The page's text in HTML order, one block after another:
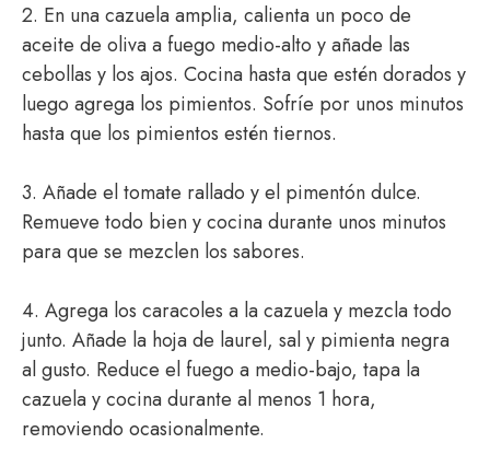
2. En una cazuela amplia, calienta un poco de
aceite de oliva a fuego medio-alto y añade las
cebollas y los ajos. Cocina hasta que estén dorados y
luego agrega los pimientos. Sofríe por unos minutos
hasta que los pimientos estén tiernos.
3. Añade el tomate rallado y el pimentón dulce.
Remueve todo bien y cocina durante unos minutos
para que se mezclen los sabores.
4. Agrega los caracoles a la cazuela y mezcla todo
junto. Añade la hoja de laurel, sal y pimienta negra
al gusto. Reduce el fuego a medio-bajo, tapa la
cazuela y cocina durante al menos 1 hora,
removiendo ocasionalmente.